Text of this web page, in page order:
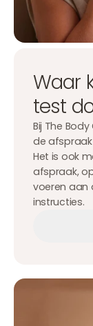
Waar
test
Bij The
de afspraak
Het is ook
afspraak,
voeren aan
instructies.